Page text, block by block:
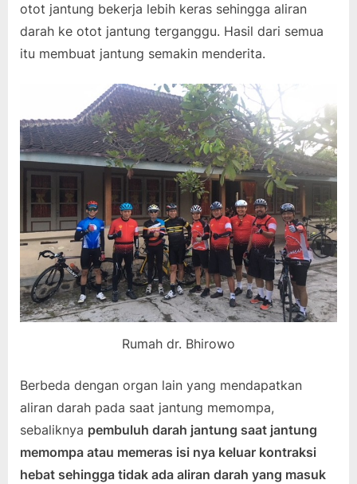
otot jantung bekerja lebih keras sehingga aliran
darah ke otot jantung terganggu. Hasil dari semua
itu membuat jantung semakin menderita.
Rumah dr. Bhirowo
Berbeda dengan organ lain yang mendapatkan
aliran darah pada saat jantung memompa,
sebaliknya pembuluh darah jantung saat jantung
memompa atau memeras isi nya keluar kontraksi
hebat sehingga tidak ada aliran darah yang masuk